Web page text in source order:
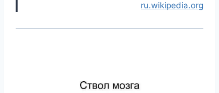
ru.wikipedia.org